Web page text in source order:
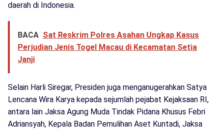
daerah di Indonesia.
BACA Sat Reskrim Polres Asahan Ungkap Kasus
Perjudian Jenis Togel Macau di Kecamatan Setia
Janji
Selain Harli Siregar, Presiden juga menganugerahkan Satya
Lencana Wira Karya kepada sejumlah pejabat Kejaksaan RI,
antara lain Jaksa Agung Muda Tindak Pidana Khusus Febri
Adriansyah, Kepala Badan Pemulihan Aset Kuntadi, Jaksa